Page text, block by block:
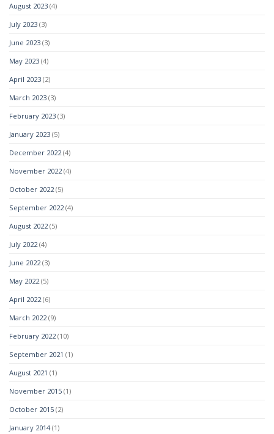
August 2023 (4)
July 2023 (3)
June 2023 (3)
May 2023 (4)
April 2023 (2)
March 2023 (3)
February 2023 (3)
January 2023 (5)
December 2022 (4)
November 2022 (4)
October 2022 (5)
September 2022 (4)
August 2022 (5)
July 2022 (4)
June 2022 (3)
May 2022 (5)
April 2022 (6)
March 2022 (9)
February 2022 (10)
September 2021 (1)
August 2021 (1)
November 2015 (1)
October 2015 (2)
January 2014(1)